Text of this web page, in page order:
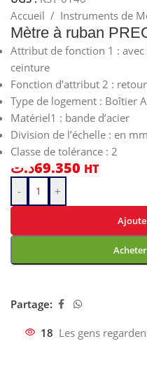
Accueil / Instruments de
Mètre à ruban
Attribut de fonction 1 :
ceinture
Fonction d’attribut 2 :
Type de logement : Boîtier
Matériel1 : bande d’acier
Division de l’échelle : en mm
Classe de tolérance : 2
69.350د.ت HT
- +
Partage:
18 Les gens